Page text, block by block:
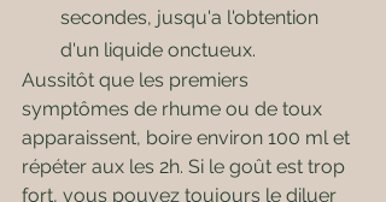
secondes, jusqu'a l'obtention
d'un liquide onctueux.
Aussitôt que les premiers
symptômes de rhume ou de toux
apparaissent, boire environ 100 ml et
répéter aux les 2h. Si le goût est trop
fort, vous pouvez toujours le diluer